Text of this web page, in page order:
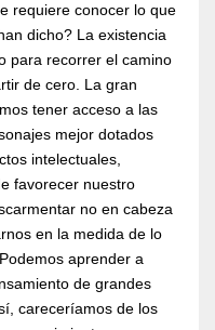
requiere conocer lo que
dicho? La existencia
para recorrer el camino
de cero. La gran
tener acceso a las
mejor dotados
intelectuales,
favorecer nuestro
no en cabeza
en la medida de lo
aprender a
de grandes
careceríamos de los